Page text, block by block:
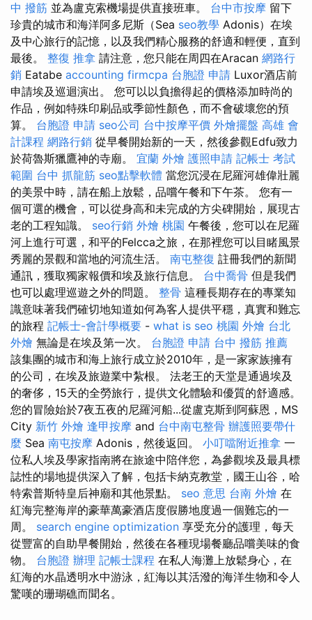
中 撥筋 並為盧克索機場提供直接班車。 台中市按摩 留下
珍貴的城市和海洋阿多尼斯（Sea seo教學 Adonis）在埃
及中心旅行的記憶，以及我們精心服務的舒適和輕便，直到
最後。 整復 推拿 請注意，您只能在周四在Aracan 網路行
銷 Eatabe accounting firmcpa 台胞證 申請 Luxor酒店前
申請埃及巡迴演出。 您可以以負擔得起的價格添加時尚的
作品，例如特殊印刷品或季節性顏色，而不會破壞您的預
算。 台胞證 申請 seo公司 台中按摩平價 外燴擺盤 高雄 會
計課程 網路行銷 從早餐開始新的一天，然後參觀Edfu致力
於荷魯斯獵鷹神的寺廟。 宜蘭 外燴 護照申請 記帳士 考試
範圍 台中 抓龍筋 seo點擊軟體 當您沉浸在尼羅河雄偉壯麗
的美景中時，請在船上放鬆，品嚐午餐和下午茶。 您有一
個可選的機會，可以從身高和未完成的方尖碑開始，展現古
老的工程知識。 seo行銷 外燴 桃園 午餐後，您可以在尼羅
河上進行可選，和平的Felcca之旅，在那裡您可以目睹風景
秀麗的景觀和當地的河流生活。 南屯整復 註冊我們的新聞
通訊，獲取獨家報價和埃及旅行信息。 台中喬骨 但是我們
也可以處理巡遊之外的問題。 整骨 這種長期存在的專業知
識意味著我們確切地知道如何為客人提供平穩，真實和難忘
的旅程 記帳士-會計學概要 - what is seo 桃園 外燴 台北
外燴 無論是在埃及第一次。 台胞證 申請 台中 撥筋 推薦
該集團的城市和海上旅行成立於2010年，是一家家族擁有
的公司，在埃及旅遊業中紮根。 法老王的天堂是通過埃及
的奢侈，15天的全勞旅行，提供文化體驗和優質的舒適感。
您的冒險始於7夜五夜的尼羅河船...從盧克斯到阿蘇恩，MS
City 新竹 外燴 逢甲按摩 and 台中南屯整骨 辦護照要帶什
麼 Sea 南屯按摩 Adonis，然後返回。 小叮噹附近推拿 一
位私人埃及學家指南將在旅途中陪伴您，為參觀埃及最具標
誌性的場地提供深入了解，包括卡納克教堂，國王山谷，哈
特索普斯特皇后神廟和其他景點。 seo 意思 台南 外燴 在
紅海完整海岸的豪華萬豪酒店度假勝地度過一個難忘的一
周。 search engine optimization 享受充分的護理，每天
從豐富的自助早餐開始，然後在各種現場餐廳品嚐美味的食
物。 台胞證 辦理 記帳士課程 在私人海灘上放鬆身心，在
紅海的水晶透明水中游泳，紅海以其活潑的海洋生物和令人
驚嘆的珊瑚礁而聞名。